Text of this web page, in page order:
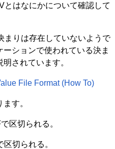
とはなにかについて確認して
まりは存在していないようで
ションで使われている決ま
されています。
File Format (How To)
す。
区切られる。
切られる。